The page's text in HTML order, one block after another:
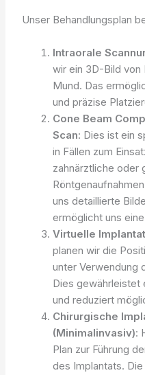
Unser Behandlungsplan
Intraorale
wir ein 3D-Bild von
Mund. Das
und präzise
Cone Beam
Scan: Dies ist ein
in Fällen zum
zahnärztliche oder
uns detaillierte
ermöglicht uns
Virtuelle
planen wir die
unter Verwendung
Dies gewährleistet
und reduziert
Chirurgische
(Minimalinvasiv):
Plan zur Führung
des Implantats.